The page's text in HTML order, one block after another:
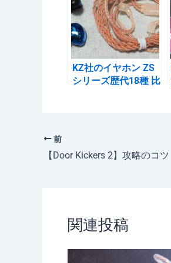
o
o
k
KZ社のイヤホン ZS
シリーズ歴代18種 比
前
関連投稿